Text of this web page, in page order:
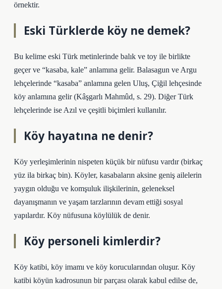
örnektir.
Eski Türklerde köy ne demek?
Bu kelime eski Türk metinlerinde balık ve toy ile birlikte
geçer ve “kasaba, kale” anlamına gelir. Balasagun ve Argu
lehçelerinde “kasaba” anlamına gelen Uluş, Çiğil lehçesinde
köy anlamına gelir (Kâşgarlı Mahmûd, s. 29). Diğer Türk
lehçelerinde ise Azıl ve çeşitli biçimleri kullanılır.
Köy hayatına ne denir?
Köy yerleşimlerinin nispeten küçük bir nüfusu vardır (birkaç
yüz ila birkaç bin). Köyler, kasabaların aksine geniş ailelerin
yaygın olduğu ve komşuluk ilişkilerinin, geleneksel
dayanışmanın ve yaşam tarzlarının devam ettiği sosyal
yapılardır. Köy nüfusuna köylülük de denir.
Köy personeli kimlerdir?
Köy katibi, köy imamı ve köy korucularından oluşur. Köy
katibi köyün kadrosunun bir parçası olarak kabul edilse de,